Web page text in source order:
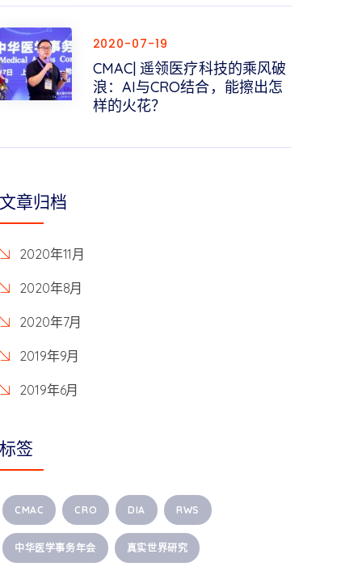
2020-07-19
CMAC| 遥领医疗科技的乘风破
浪：AI与CRO结合，能擦出怎
样的火花？
文章归档
2020年11月
2020年8月
2020年7月
2019年9月
2019年6月
标签
CMAC CRO DIA RWS
中华医学事务年会 真实世界研究